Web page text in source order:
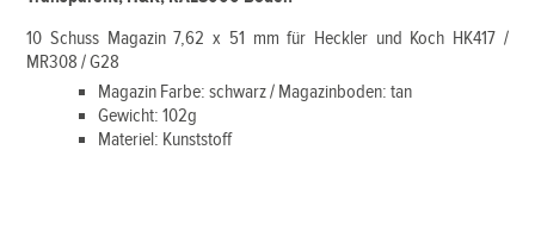
10 Schuss Magazin 7,62 x 51 mm für Heckler und Koch HK417 /
MR308 / G28
Magazin Farbe: schwarz / Magazinboden: tan
Gewicht: 102g
Materiel: Kunststoff